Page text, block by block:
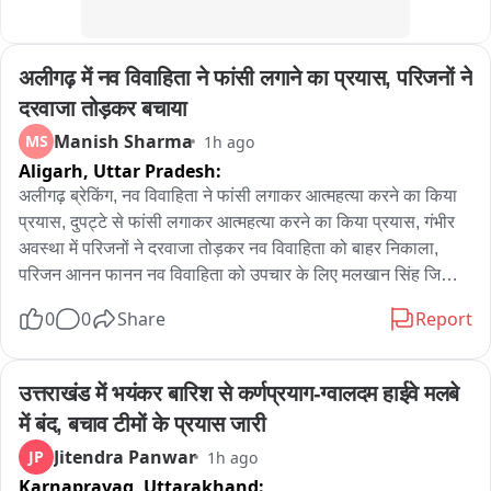
अलीगढ़ में नव विवाहिता ने फांसी लगाने का प्रयास, परिजनों ने
दरवाजा तोड़कर बचाया
MS Manish Sharma 1h ago
Aligarh, Uttar Pradesh:
अलीगढ़ ब्रेकिंग, नव विवाहिता ने फांसी लगाकर आत्महत्या करने का किया
प्रयास, दुपट्टे से फांसी लगाकर आत्महत्या करने का किया प्रयास, गंभीर
अवस्था में परिजनों ने दरवाजा तोड़कर नव विवाहिता को बाहर निकाला,
परिजन आनन फानन नव विवाहिता को उपचार के लिए मलखान सिंह जिला
कॉलेज के लिए किया रेफर, अलीगढ़ के थाना गांधी पार्क के इलाके के
0 0 Share Report
उत्तराखंड में भयंकर बारिश से कर्णप्रयाग-ग्वालदम हाईवे मलबे
में बंद, बचाव टीमों के प्रयास जारी
JP Jitendra Panwar 1h ago